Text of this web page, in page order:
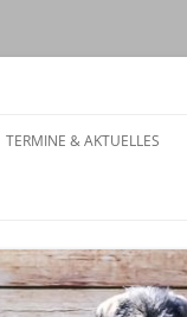
MITGLIEDER
TERMINE & AKTUELLES